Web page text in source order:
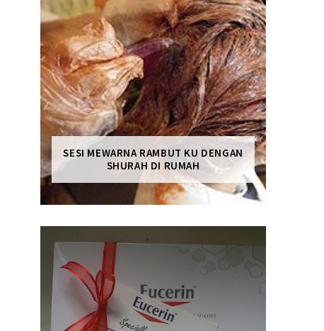
SESI MEWARNA RAMBUT KU DENGAN
SHURAH DI RUMAH